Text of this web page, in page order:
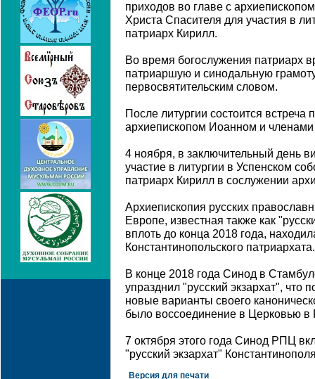
приходов во главе с
Христа Спасителя для участия в
патриарх Кирилл.
Во время богослужения патриарх
патриаршую и синодальную
первосвятительским словом.
После литургии состоится встреча
архиепископом Иоанном и
4 ноября, в заключительный день
участие в литургии в Успенском
патриарх Кирилл в сослужении
Архиепископия русских
Европе, известная также как
вплоть до конца 2018 года,
Константинопольского патриархата.
В конце 2018 года Синод в
упразднил "русский экзархат", что
новые варианты своего
было воссоединение в Церковью в
7 октября этого года Синод РПЦ
"русский экзархат"
Версия для печати